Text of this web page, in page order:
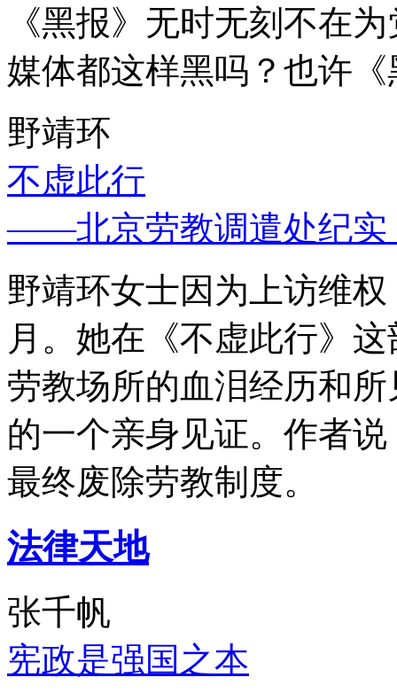
《黑报》无时无刻不在
媒体都这样黑吗？也许
野靖环
不虚此行
——北京劳教调遣处纪实
野靖环女士因为上访维
月。她在《不虚此行》
劳教场所的血泪经历和
的一个亲身见证。作者
最终废除劳教制度。
法律天地
张千帆
宪政是强国之本